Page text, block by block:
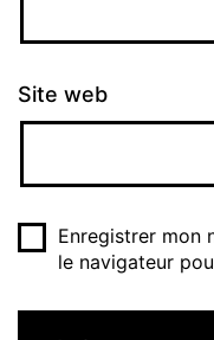
Site web
Enregistrer mon
le navigateur